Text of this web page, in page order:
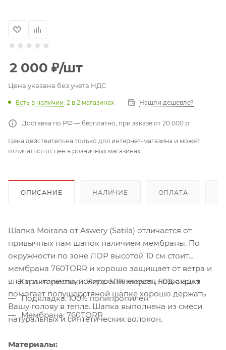
2 000 ₽/шт
Цена указана без учета НДС
Есть в наличии: 2 в 2 магазинах Нашли дешевле?
Доставка по РФ — бесплатно, при заказе от 20 000 р.
Цена действительна только для интернет-магазина и может
отличаться от цен в розничных магазинах
ОПИСАНИЕ НАЛИЧИЕ ОПЛАТА
Шапка Moirana от Aswery (Satila) отличается от
привычных нам шапок наличием мембраны. По
окружности по зоне ЛОР высотой 10 см стоит
мембрана 760TORR и хорошо защищает от ветра и
влаги и, конечно, полипропиленовая подкладка
помогает полушерстяной шапке хорошо держать
Вашу голову в тепле. Шапка выполнена из смеси
натуральных и синтетических волокон.
Материалы:
Характеристики: Верх: 50% шерсть, 50% акрил
Подкладка: 100% полипропилен
Мембрана: 760TORR